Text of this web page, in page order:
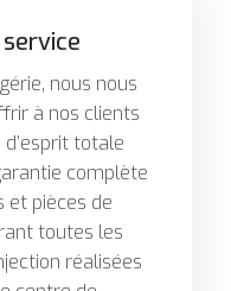
nous nous
à nos clients
totale
complète
et pièces de
toutes les
réalisées